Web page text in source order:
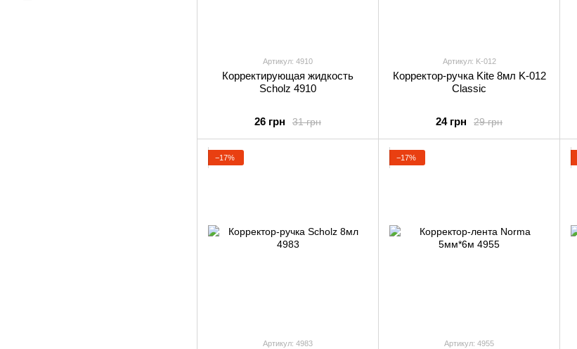
Артикул: 4910
Корректирующая жидкость
Scholz 4910
31 грн
26 грн
Артикул: K-012
Корректор-ручка Kite 8мл K-012
Classic
29 грн
24 грн
−17%
Артикул: 4983
−17%
Артикул: 4955